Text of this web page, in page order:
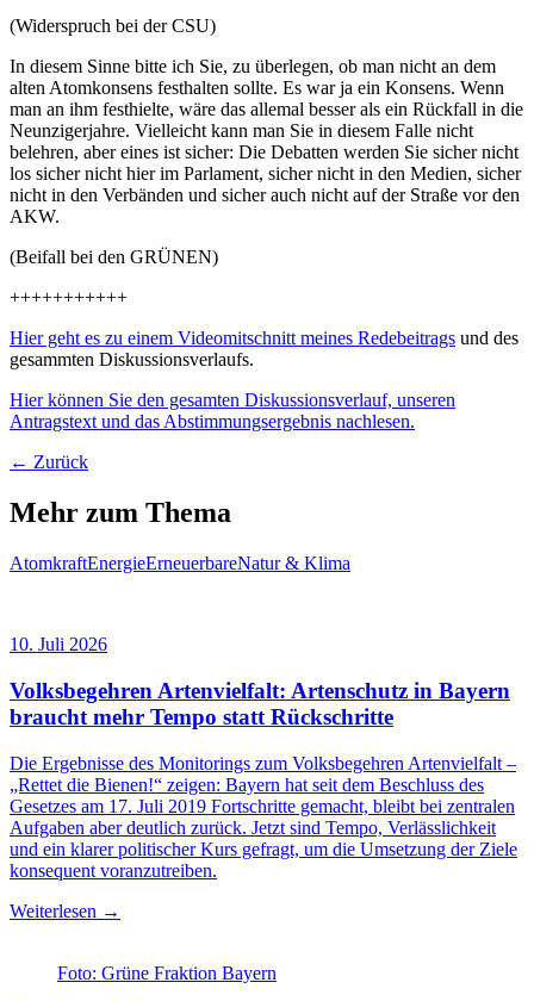
(Widerspruch bei der CSU)
In diesem Sinne bitte ich Sie, zu überlegen, ob man nicht an dem
alten Atomkonsens festhalten sollte. Es war ja ein Konsens. Wenn
man an ihm festhielte, wäre das allemal besser als ein Rückfall in die
Neunzigerjahre. Vielleicht kann man Sie in diesem Falle nicht
belehren, aber eines ist sicher: Die Debatten werden Sie sicher nicht
los sicher nicht hier im Parlament, sicher nicht in den Medien, sicher
nicht in den Verbänden und sicher auch nicht auf der Straße vor den
AKW.
(Beifall bei den GRÜNEN)
+++++++++++
Hier geht es zu einem Videomitschnitt meines Redebeitrags und des
gesammten Diskussionsverlaufs.
Hier können Sie den gesamten Diskussionsverlauf, unseren
Antragstext und das Abstimmungsergebnis nachlesen.
← Zurück
Mehr zum Thema
AtomkraftEnergieErneuerbareNatur & Klima
10. Juli 2026
Volksbegehren Artenvielfalt: Artenschutz in Bayern
braucht mehr Tempo statt Rückschritte
Die Ergebnisse des Monitorings zum Volksbegehren Artenvielfalt –
„Rettet die Bienen!“ zeigen: Bayern hat seit dem Beschluss des
Gesetzes am 17. Juli 2019 Fortschritte gemacht, bleibt bei zentralen
Aufgaben aber deutlich zurück. Jetzt sind Tempo, Verlässlichkeit
und ein klarer politischer Kurs gefragt, um die Umsetzung der Ziele
konsequent voranzutreiben.
Weiterlesen →
Foto: Grüne Fraktion Bayern